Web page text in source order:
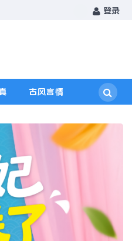
登录
古风言情